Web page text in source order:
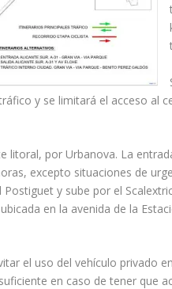
y se limitará el acceso al
litoral, por Urbanova. La
excepto situaciones de
y sube por el
en la avenida de la
el uso del vehículo privado
en caso de tener que